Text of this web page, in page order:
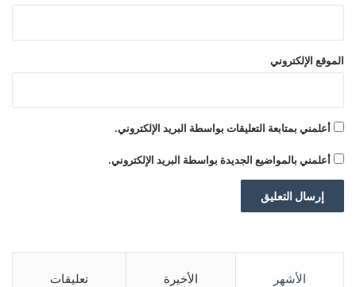
الموقع الإلكتروني
أعلمني بمتابعة التعليقات بواسطة البريد الإلكتروني.
أعلمني بالمواضيع الجديدة بواسطة البريد الإلكتروني.
الأشهر الأخيرة تعليقات